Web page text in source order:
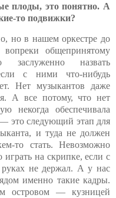
плоды, это понятно. А
то подвижки?
но в нашем оркестре до
общепринятому
заслуженно назвать
с ними что-нибудь
Нет музыкантов даже
А все потому, что нет
некогда обеспечивала
— это следующий этап для
и туда не должен
то стать. Невозможно
играть на скрипке, если с
не держал. А у нас
именно такие кадры.
островом — кузницей